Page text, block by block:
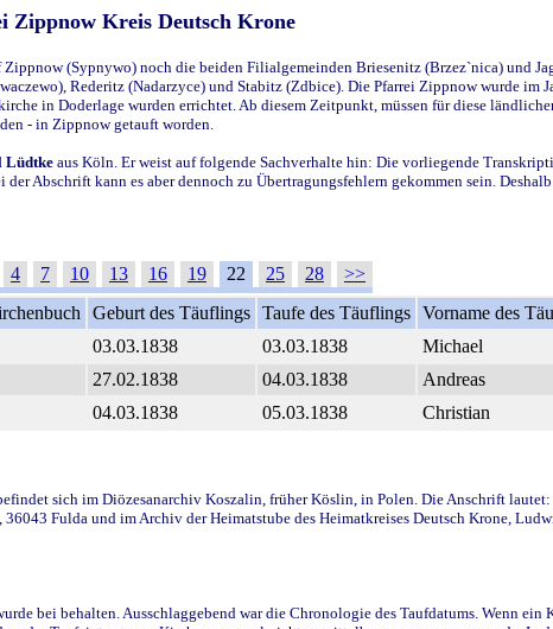
Zippnow Kreis Deutsch Krone
(Sypnywo) noch die beiden Filialgemeinden Briesenitz (Brzez`nica) und
Rederitz (Nadarzyce) und Stabitz (Zdbice). Die Pfarrei Zippnow wurde
in Doderlage wurden errichtet. Ab diesem Zeitpunkt, müssen für diese
- in Zippnow getauft worden.
Lüdtke aus Köln. Er weist auf folgende Sachverhalte hin: Die vorliegende
Abschrift kann es aber dennoch zu Übertragungsfehlern gekommen sein.
4 7 10 13 16 19 22 25 28
>>
Geburt des Täuflings Taufe des Täuflings Vorname des
03.03.1838 03.03.1838 Michael
27.02.1838 04.03.1838 Andreas
04.03.1838 05.03.1838 Christian
sich im Diözesanarchiv Koszalin, früher Köslin, in Polen. Die Anschrift
Fulda und im Archiv der Heimatstube des Heimatkreises Deutsch Krone,
bei behalten. Ausschlaggebend war die Chronologie des Taufdatums. Wenn